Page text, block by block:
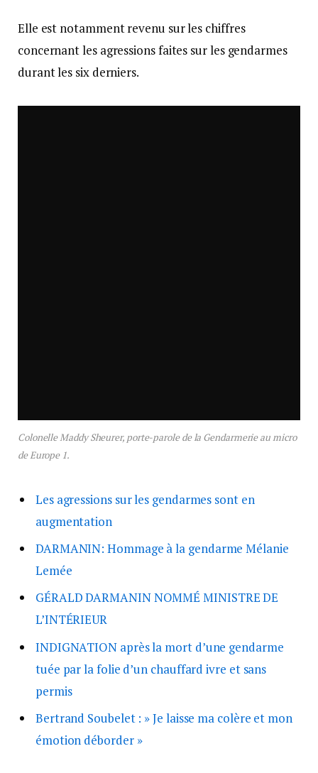
Elle est notamment revenu sur les chiffres
concernant les agressions faites sur les gendarmes
durant les six derniers.
Colonelle Maddy Sheurer, porte-parole de la Gendarmerie au micro
de Europe 1.
Les agressions sur les gendarmes sont en
augmentation
DARMANIN: Hommage à la gendarme Mélanie
Lemée
GÉRALD DARMANIN NOMMÉ MINISTRE DE
L’INTÉRIEUR
INDIGNATION après la mort d’une gendarme
tuée par la folie d’un chauffard ivre et sans
permis
Bertrand Soubelet : » Je laisse ma colère et mon
émotion déborder »